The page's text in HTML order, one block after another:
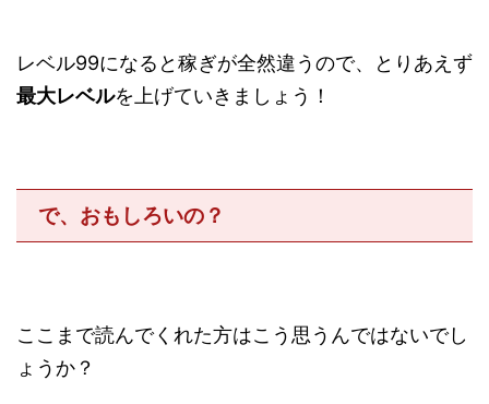
レベル99になると稼ぎが全然違うので、とりあえず
最大レベルを上げていきましょう！
で、おもしろいの？
ここまで読んでくれた方はこう思うんではないでし
ょうか？